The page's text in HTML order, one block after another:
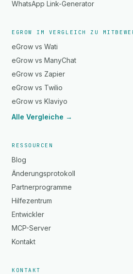
WhatsApp Link-Generator
EGROW IM VERGLEICH ZU
eGrow vs Wati
eGrow vs ManyChat
eGrow vs Zapier
eGrow vs Twilio
eGrow vs Klaviyo
Alle Vergleiche →
RESSOURCEN
Blog
Änderungsprotokoll
Partnerprogramme
Hilfezentrum
Entwickler
MCP-Server
Kontakt
KONTAKT